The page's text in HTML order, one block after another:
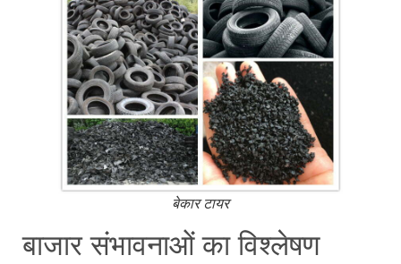
बेकार टायर
बाजार संभावनाओं का विश्लेषण